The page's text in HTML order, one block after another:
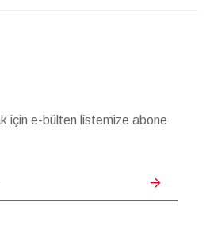
için e-bülten listemize abone